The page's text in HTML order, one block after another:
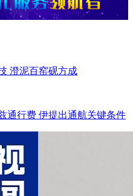
澄泥百窑砚方成
通行费 伊提出通航关键条件